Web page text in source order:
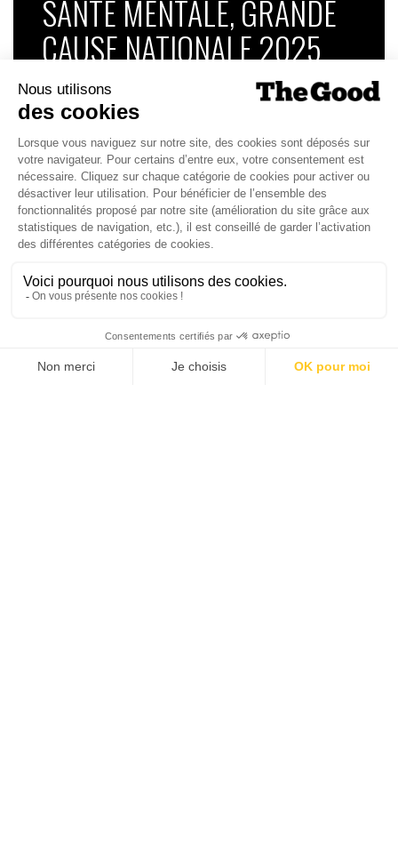
SANTÉ MENTALE, GRANDE
CAUSE NATIONALE 2025
Dans ce numéro, enquête : Comment les
médias luttent-ils contre la désinformation ? |
Palmarès complet du Grand Prix de la Good
Économie 2025 | La grande interview de Marc
Gomes, CEO France & Chief People Officer
EMEA chez The Adecco Group
J'ACHÈTE LE NUMÉRO
JE M'ABONNE 1 AN - 4 NUM.